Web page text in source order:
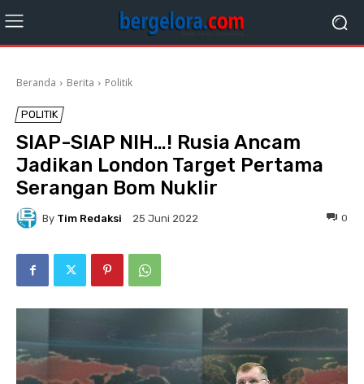
Beranda Berita Politik
POLITIK
SIAP-SIAP NIH…! Rusia Ancam
Jadikan London Target Pertama
Serangan Bom Nuklir
By Tim Redaksi 25 Juni 2022 0